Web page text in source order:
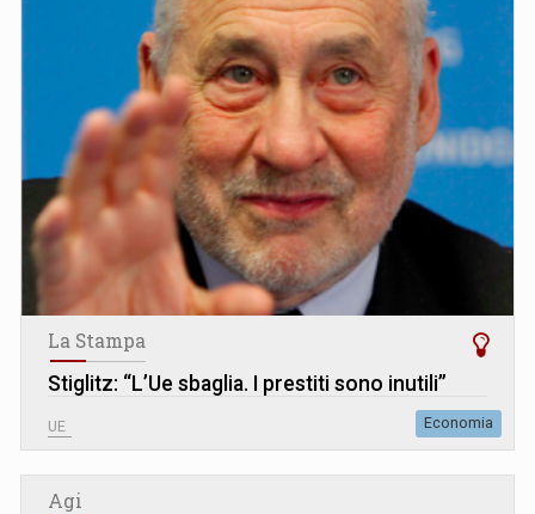
La Stampa
Stiglitz: “L’Ue sbaglia. I prestiti sono inutili”
UE Economia
Agi